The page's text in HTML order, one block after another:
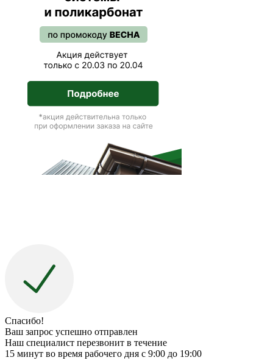
Спасибо!
Ваш запрос успешно отправлен
Наш специалист перезвонит в течение
15 минут во время рабочего дня с 9:00 до 19:00